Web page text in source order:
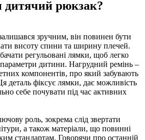
дитячий рюкзак?
зручним, він повинен бути
висоту спини та ширину плечей.
регульовані лямки, щоб легко
параметри дитини. Нагрудний ремінь –
компонентів, про який забувають
деталь фіксує лямки, дає можливість
себе почувати під час активних
роль, зокрема слід звертати
а також матеріали, що повинні
стандартам. Говорячи про останній